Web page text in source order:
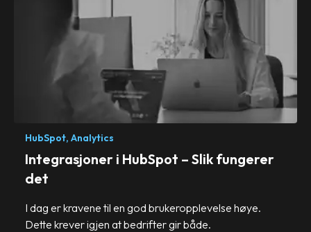
HubSpot, Analytics
Integrasjoner i HubSpot – Slik fungerer
det
I dag er kravene til en god brukeropplevelse høye.
Dette krever igjen at bedrifter gir både.